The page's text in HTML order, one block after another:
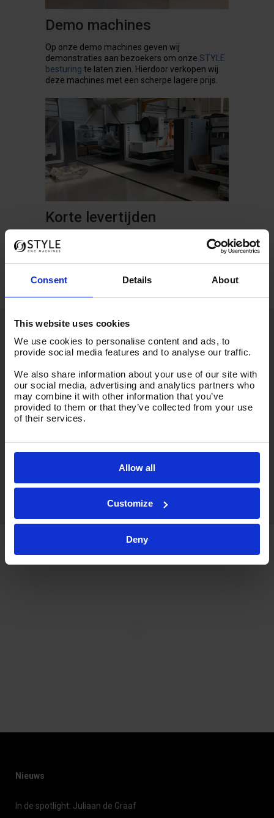
Consent Details About
This website uses cookies
We use cookies to personalise content and ads, to
provide social media features and to analyse our traffic.
We also share information about your use of our site with
our social media, advertising and analytics partners who
may combine it with other information that you’ve
provided to them or that they’ve collected from your use
of their services.
Allow all
Customize
Deny
Demo machines
Op onze demo machines geven wij
demonstraties aan bezoekers om onze STYLE
besturing te laten zien. Hierdoor verkopen wij
deze machines met een scherpe lagere prijs.
Korte levertijden
De meeste machines worden op voorraad
gebouwd hierdoor kunnen wij onze machines
binnen een korte tijdsbestek uitleveren aan
Maak een afspraak om
onze showroom te
Nieuws
In de spotlight: Juliaan de Graaf